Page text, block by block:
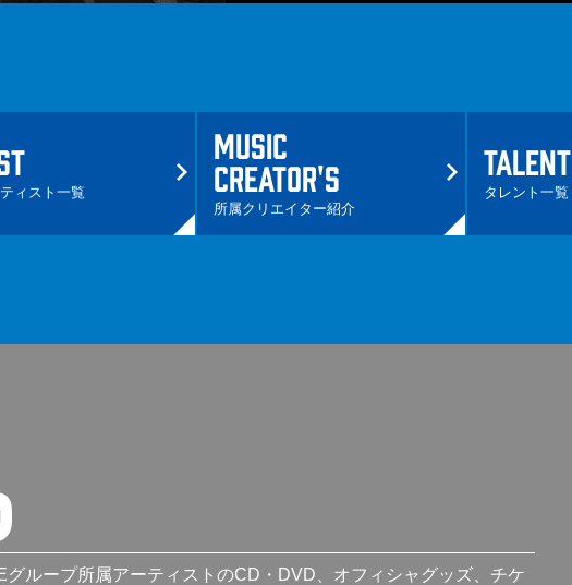
ィスト一覧
MUSIC
CREATOR'S
所属クリエイター紹介
TALENT
タレント一覧
グループ所属アーティストのCD・DVD、オフィシャグッズ、チケ